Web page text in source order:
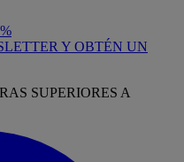
Y OBTÉN UN
SUPERIORES A